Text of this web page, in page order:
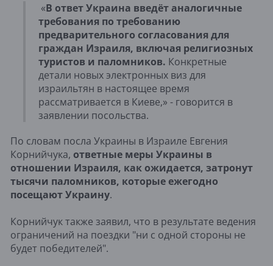
«В ответ Украина введёт аналогичные
требования по требованию
предварительного согласования для
граждан Израиля, включая религиозных
туристов и паломников. Конкретные
детали новых электронных виз для
израильтян в настоящее время
рассматривается в Киеве,» - говорится в
заявлении посольства.
По словам посла Украины в Израиле Евгения
Корнийчука, ответные меры Украины в
отношении Израиля, как ожидается, затронут
тысячи паломников, которые ежегодно
посещают Украину.
Корнийчук также заявил, что в результате ведения
ограничений на поездки "ни с одной стороны не
будет победителей".